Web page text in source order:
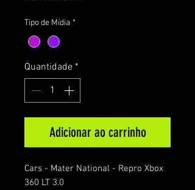
Tipo de Mídia *
Quantidade *
Adicionar ao carrinho
Cars - Mater National - Repro Xbox
360 LT 3.0